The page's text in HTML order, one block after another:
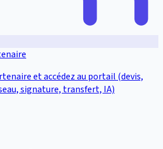
et accédez au portail (devis,
signature, transfert, IA)